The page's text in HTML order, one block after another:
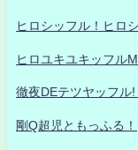
ヒロシッフル！ヒロ
ヒロユキユキッフル
徹夜DEテツヤッフル!
剛Q超児ともっふる！